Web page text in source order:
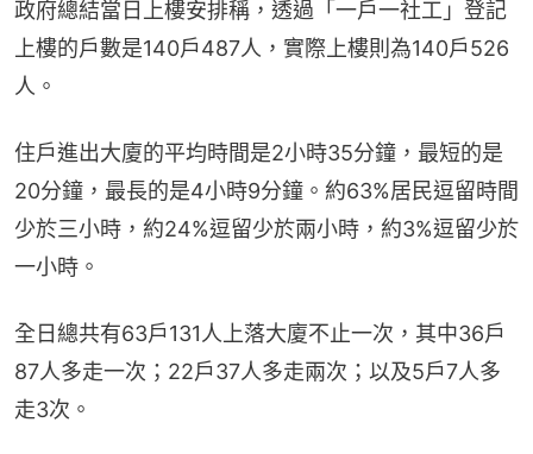
政府總結當日上樓安排稱，透過「一戶一社工」登記
上樓的戶數是140戶487人，實際上樓則為140戶526
人。
住戶進出大廈的平均時間是2小時35分鐘，最短的是
20分鐘，最長的是4小時9分鐘。約63%居民逗留時間
少於三小時，約24%逗留少於兩小時，約3%逗留少於
一小時。
全日總共有63戶131人上落大廈不止一次，其中36戶
87人多走一次；22戶37人多走兩次；以及5戶7人多
走3次。